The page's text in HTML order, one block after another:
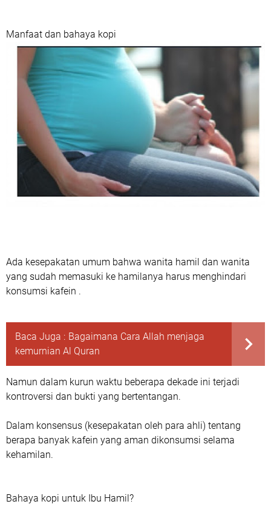
Manfaat dan bahaya kopi
Ada kesepakatan umum bahwa wanita hamil dan wanita
yang sudah memasuki ke hamilanya harus menghindari
konsumsi kafein .
Baca Juga : Bagaimana Cara Allah menjaga
kemurnian Al Quran
Namun dalam kurun waktu beberapa dekade ini terjadi
kontroversi dan bukti yang bertentangan.
Dalam konsensus (kesepakatan oleh para ahli) tentang
berapa banyak kafein yang aman dikonsumsi selama
kehamilan.
Bahaya kopi untuk Ibu Hamil?